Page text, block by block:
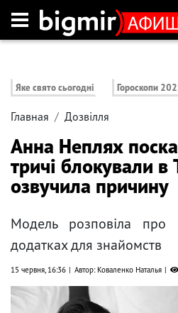
Яке свято сьогодні Гороскопи
Главная Дозвілля
Анна Неплях
тричі блокували в
озвучила причину
Модель розповіла
додатках для знайомств
15 червня, 16:36 Автор: Коваленко Наталья